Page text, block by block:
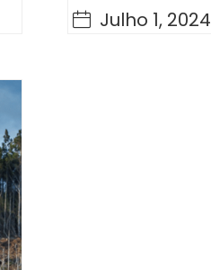
Julho 1, 2024